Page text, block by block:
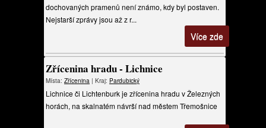
dochovaných pramenů není známo, kdy byl postaven.
Nejstarší zprávy jsou až z r...
Více zde
Zřícenina hradu - Lichnice
Místa: Zřícenina | Kraj: Pardubický
Lichnice či Lichtenburk je zřícenina hradu v Železných
horách, na skalnatém návrší nad městem Třemošnice